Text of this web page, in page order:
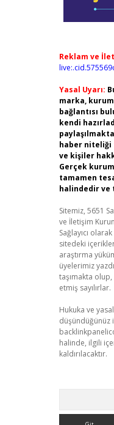
Reklam ve
Yasal Uyarı:
marka,
bağlantısı
kendi
haber niteliği
ve kişiler
Gerçek
tamamen
halindedir ve
Sitemiz, 5651
ve İletişim
Sağlayıcı
sitedeki
araştırma
üyelerimiz
taşımakta
etmiş sayılırlar.
Hukuka ve
düşündüğünüz
halinde, ilgili
kaldırılacaktır.